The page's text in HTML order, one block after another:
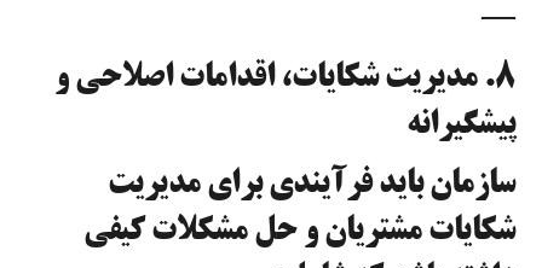
—
۸. مدیریت شکایات، اقدامات اصلاحی و
پیشگیرانه
سازمان باید فرآیندی برای مدیریت
شکایات مشتریان و حل مشکلات کیفی